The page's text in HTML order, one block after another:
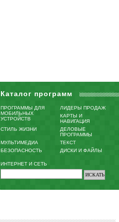
Каталог программ
ПРОГРАММЫ ДЛЯ
МОБИЛЬНЫХ
УСТРОЙСТВ
ЛИДЕРЫ ПРОДАЖ
КАРТЫ И
НАВИГАЦИЯ
СТИЛЬ ЖИЗНИ
ДЕЛОВЫЕ
ПРОГРАММЫ
МУЛЬТИМЕДИА
ТЕКСТ
БЕЗОПАСНОСТЬ
ДИСКИ И ФАЙЛЫ
ИНТЕРНЕТ И СЕТЬ